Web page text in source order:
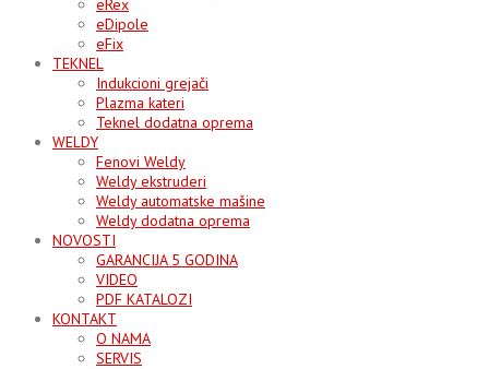
eRex
eDipole
eFix
TEKNEL
Indukcioni grejači
Plazma kateri
Teknel dodatna oprema
WELDY
Fenovi Weldy
Weldy ekstruderi
Weldy automatske mašine
Weldy dodatna oprema
NOVOSTI
GARANCIJA 5 GODINA
VIDEO
PDF KATALOZI
KONTAKT
O NAMA
SERVIS